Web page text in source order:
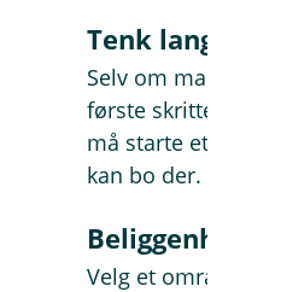
Tenk
Selv om man
første skrittet inn
må starte et sted.
kan bo der. Start
Beliggenhet
Velg et område